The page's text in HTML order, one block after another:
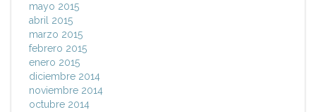
mayo 2015
abril 2015
marzo 2015
febrero 2015
enero 2015
diciembre 2014
noviembre 2014
octubre 2014